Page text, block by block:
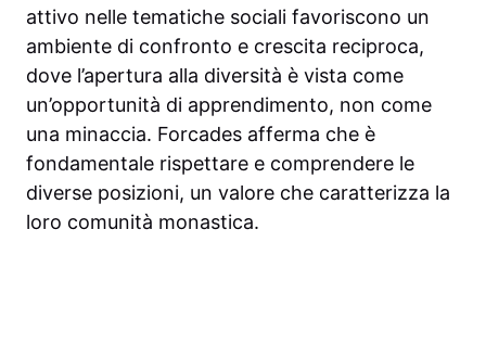
attivo nelle tematiche sociali favoriscono un
ambiente di confronto e crescita reciproca,
dove l’apertura alla diversità è vista come
un’opportunità di apprendimento, non come
una minaccia. Forcades afferma che è
fondamentale rispettare e comprendere le
diverse posizioni, un valore che caratterizza la
loro comunità monastica.